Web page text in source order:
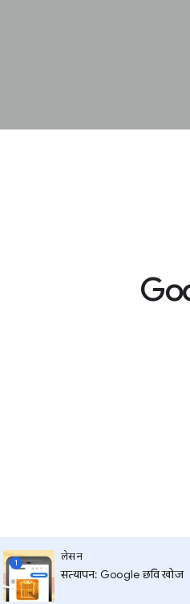
1
लेसन
सत्यापन: Google छवि खोज
सुझाव
की मूल बातें
पाठ्यक्रम आपको निःशुल्क ट्रेंड्स
करके गूगल ट्रेंड्स की मूल बातें